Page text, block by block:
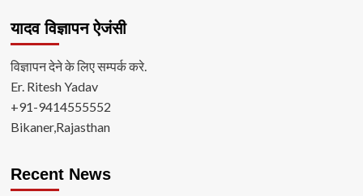
यादव विज्ञापन ऐजंसी
विज्ञापन देने के लिए सम्पर्क करे.
Er. Ritesh Yadav
+91-9414555552
Bikaner,Rajasthan
Recent News